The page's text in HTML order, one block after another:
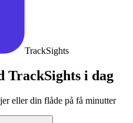
TrackSights
TrackSights i dag
eller din flåde på få minutter